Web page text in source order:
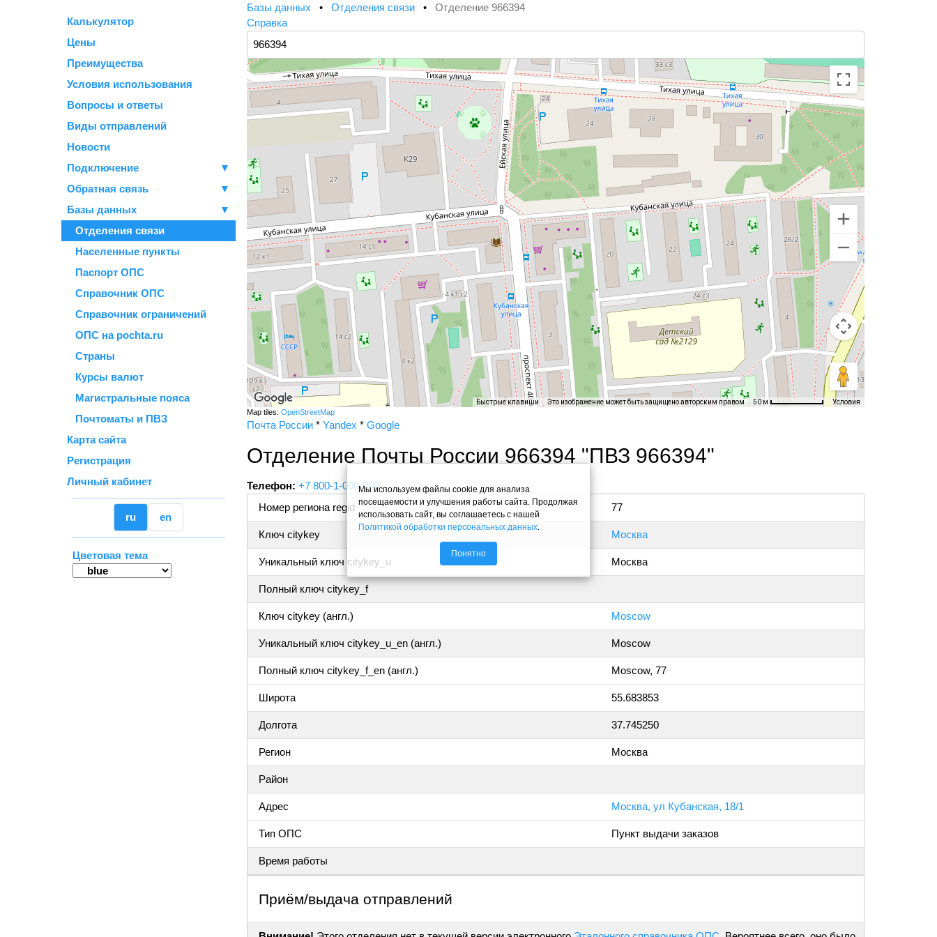
Калькулятор
Цены
Преимущества
Условия использования
Вопросы и ответы
Виды отправлений
Новости
Подключение
▼
Обратная связь
▼
Базы данных
▼
Отделения связи
Населенные пункты
Паспорт ОПС
Справочник ОПС
Справочник ограничений
ОПС на pochta.ru
Страны
Курсы валют
Магистральные пояса
Почтоматы и ПВЗ
Карта сайта
Регистрация
Личный кабинет
ru en
Цветовая тема
Базы данных • Отделения связи • Отделение 966394
Справка
Быстрые клавиши Это изображение может быть защищено авторским правом 50 м Условия
Map tiles: OpenStreetMap
Почта России * Yandex * Google
Отделение Почты России 966394 "ПВЗ 966394"
Телефон: +7 800-1-000-000
Номер региона regid
77
Ключ citykey Москва
Уникальный ключ citykey_u Москва
Полный ключ citykey_f
Ключ citykey (англ.) Moscow
Уникальный ключ citykey_u_en (англ.) Moscow
Полный ключ citykey_f_en (англ.) Moscow, 77
Широта 55.683853
Долгота 37.745250
Регион Москва
Район
Адрес Москва, ул Кубанская, 18/1
Тип ОПС Пункт выдачи заказов
Время работы
Приём/выдача отправлений
Мы используем файлы cookie для анализа
посещаемости и улучшения работы сайта. Продолжая
использовать сайт, вы соглашаетесь с нашей
Политикой обработки персональных данных
Понятно